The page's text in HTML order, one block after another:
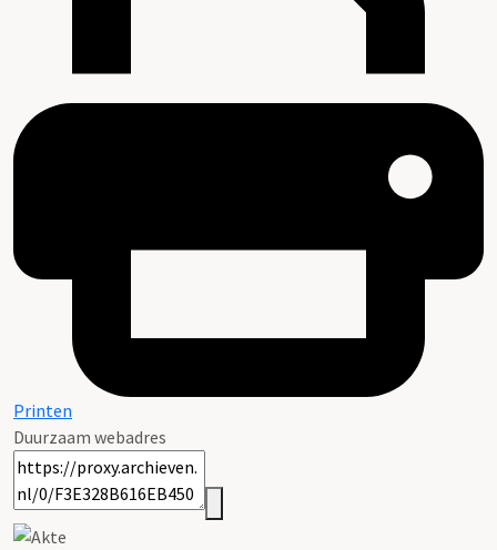
Printen
Duurzaam webadres